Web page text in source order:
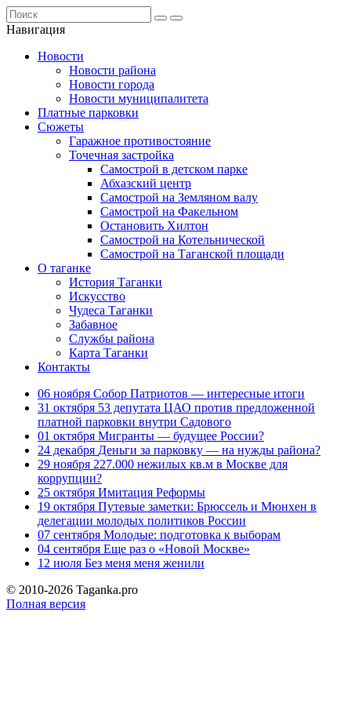
Навигация
Новости
Новости района
Новости города
Новости муниципалитета
Платные парковки
Сюжеты
Гаражное противостояние
Точечная застройка
Самострой в детском парке
Абхазский центр
Самострой на Земляном валу
Самострой на Факельном
Остановить Хилтон
Самострой на Котельнической
Самострой на Таганской площади
О таганке
История Таганки
Искусство
Чудеса Таганки
Забавное
Службы района
Карта Таганки
Контакты
06 ноября Собор Патриотов — интересные итоги
31 октября 53 депутата ЦАО против предложенной
платной парковки внутри Садового
01 октября Мигранты — будущее России?
24 декабря Деньги за парковку — на нужды района?
29 ноября 227.000 нежилых кв.м в Москве для
коррупции?
25 октября Имитация Реформы
19 октября Путевые заметки: Брюссель и Мюнхен в
делегации молодых политиков России
07 сентября Молодые: подготовка к выборам
04 сентября Еще раз о «Новой Москве»
12 июля Без меня меня женили
© 2010-2026 Taganka.pro
Полная версия